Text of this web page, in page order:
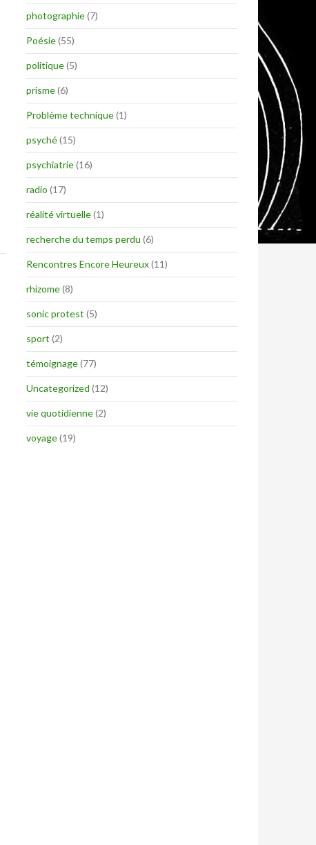
photographie(7)
Poésie(55)
politique(5)
prisme(6)
Problème technique(1)
psyché(15)
psychiatrie(16)
radio (17)
réalité virtuelle(1)
recherche du temps perdu (6)
Rencontres Encore Heureux(11)
rhizome(8)
sonic protest (5)
sport (2)
témoignage(77)
Uncategorized (12)
vie quotidienne(2)
voyage(19)